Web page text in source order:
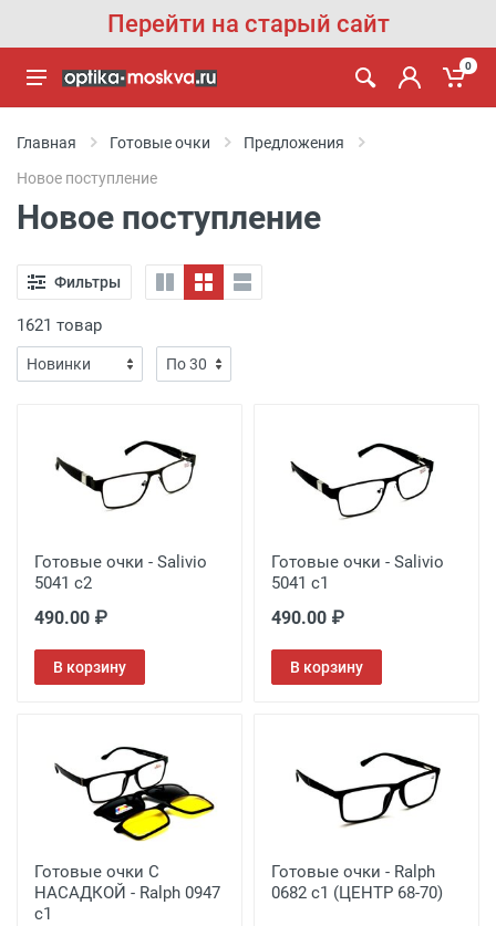
Перейти на старый сайт
0
Главная Готовые очки
Предложения
Новое поступление
Новое поступление
Фильтры
1621 товар
Готовые очки - Salivio
5041 c2
490.00 ₽
В корзину
Готовые очки - Salivio
5041 c1
490.00 ₽
В корзину
Готовые очки С
НАСАДКОЙ - Ralph 0947
с1
Готовые очки - Ralph
0682 c1 (ЦЕНТР 68-70)